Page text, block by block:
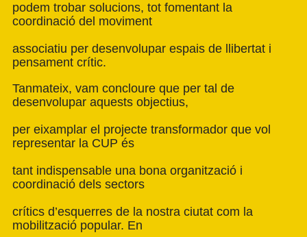
podem trobar solucions, tot fomentant la
coordinació del moviment
associatiu per desenvolupar espais de llibertat i
pensament crític.
Tanmateix, vam concloure que per tal de
desenvolupar aquests objectius,
per eixamplar el projecte transformador que vol
representar la CUP és
tant indispensable una bona organització i
coordinació dels sectors
crítics d’esquerres de la nostra ciutat com la
mobilització popular. En